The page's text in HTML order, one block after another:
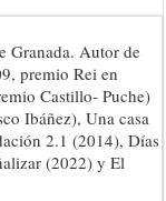
Granada. Autor de
premio Rei en
Castillo- Puche)
Ibáñez), Una casa
2.1 (2014), Días
(2022) y El